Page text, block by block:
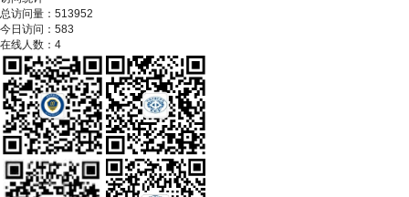
总访问量： 513952
今日访问： 583
在线人数： 4